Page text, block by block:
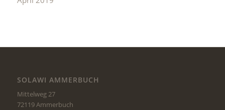
SOLAWI AMMERBUCH
Mittelweg 27
72119 Ammerbuch